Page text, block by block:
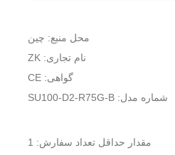
محل منبع: چین
نام تجاری: ZK
گواهی: CE
شماره مدل: SU100-D2-R75G-B
مقدار حداقل تعداد سفارش: 1